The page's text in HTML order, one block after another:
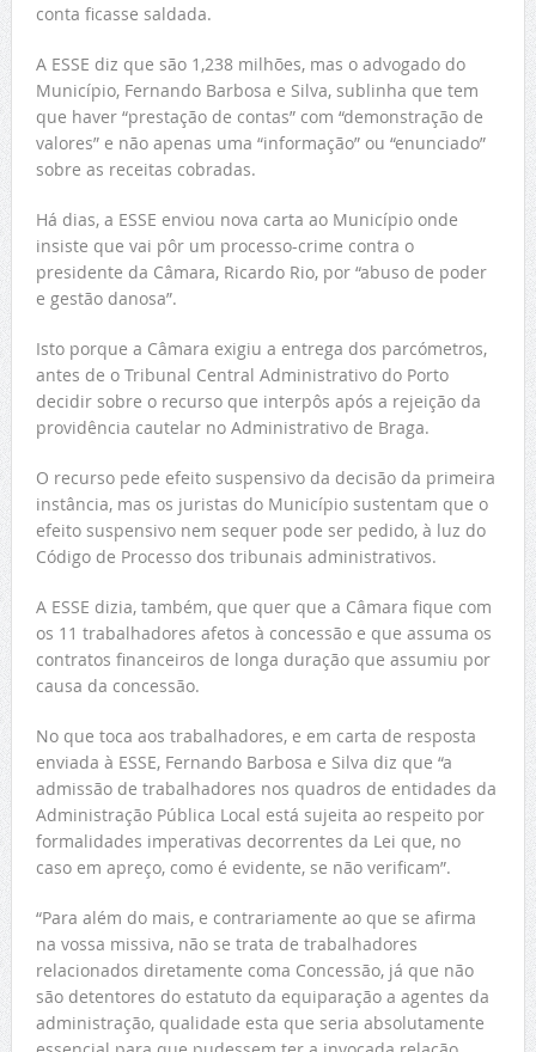
conta ficasse saldada.
A ESSE diz que são 1,238 milhões, mas o advogado do
Município, Fernando Barbosa e Silva, sublinha que tem
que haver “prestação de contas” com “demonstração de
valores” e não apenas uma “informação” ou “enunciado”
sobre as receitas cobradas.
Há dias, a ESSE enviou nova carta ao Município onde
insiste que vai pôr um processo-crime contra o
presidente da Câmara, Ricardo Rio, por “abuso de poder
e gestão danosa”.
Isto porque a Câmara exigiu a entrega dos parcómetros,
antes de o Tribunal Central Administrativo do Porto
decidir sobre o recurso que interpôs após a rejeição da
providência cautelar no Administrativo de Braga.
O recurso pede efeito suspensivo da decisão da primeira
instância, mas os juristas do Município sustentam que o
efeito suspensivo nem sequer pode ser pedido, à luz do
Código de Processo dos tribunais administrativos.
A ESSE dizia, também, que quer que a Câmara fique com
os 11 trabalhadores afetos à concessão e que assuma os
contratos financeiros de longa duração que assumiu por
causa da concessão.
No que toca aos trabalhadores, e em carta de resposta
enviada à ESSE, Fernando Barbosa e Silva diz que “a
admissão de trabalhadores nos quadros de entidades da
Administração Pública Local está sujeita ao respeito por
formalidades imperativas decorrentes da Lei que, no
caso em apreço, como é evidente, se não verificam”.
“Para além do mais, e contrariamente ao que se afirma
na vossa missiva, não se trata de trabalhadores
relacionados diretamente coma Concessão, já que não
são detentores do estatuto da equiparação a agentes da
administração, qualidade esta que seria absolutamente